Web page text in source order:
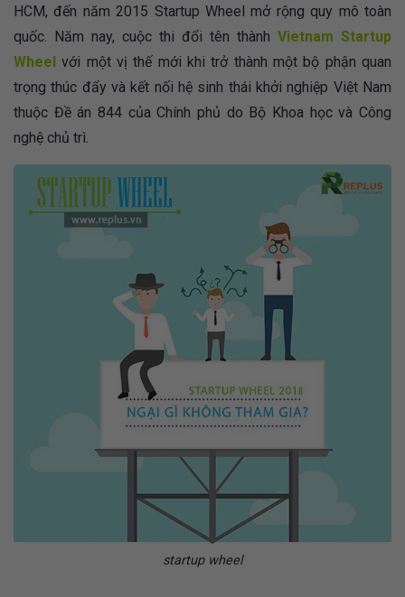
HCM, đến năm 2015 Startup Wheel mở rộng quy mô toàn
quốc. Năm nay, cuộc thi đổi tên thành Vietnam Startup
Wheel với một vị thế mới khi trở thành một bộ phận quan
trọng thúc đẩy và kết nối hệ sinh thái khởi nghiệp Việt Nam
thuộc Đề án 844 của Chính phủ do Bộ Khoa học và Công
nghệ chủ trì.
startup wheel